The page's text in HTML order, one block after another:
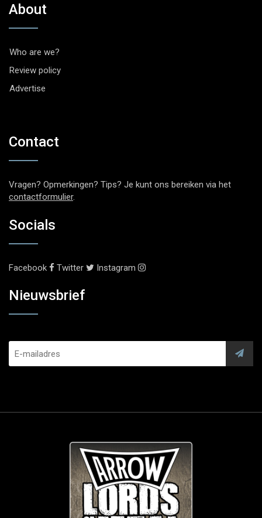
About
Who are we?
Review policy
Advertise
Contact
Vragen? Opmerkingen? Tips? Je kunt ons bereiken via het
contactformulier.
Socials
Facebook Twitter Instagram
Nieuwsbrief